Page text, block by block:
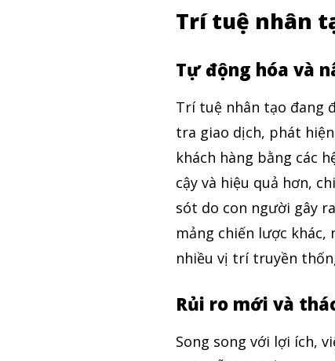
Trí tuệ nhân
Tự động hóa và
Trí tuệ nhân tạo đang
tra giao dịch, phát
khách hàng bằng các
cậy và hiệu quả hơn,
sót do con người gây
mảng chiến lược
nhiều vị trí truyền
Rủi ro mới và
Song song với lợi ích,